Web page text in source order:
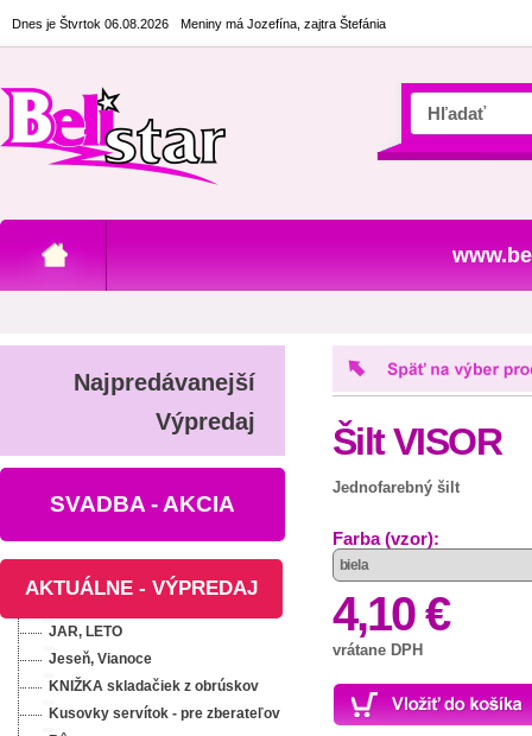
Dnes je Štvrtok 06.08.2026 Meniny má Jozefína, zajtra Štefánia
Najpredávanejší
Výpredaj
SVADBA - AKCIA
AKTUÁLNE - VÝPREDAJ
JAR, LETO
Jeseň, Vianoce
KNIŽKA skladačiek z obrúskov
Kusovky servítok - pre zberateľov
Šilt VISOR
Jednofarebný šilt
Farba (vzor):
4,10 €
vrátane DPH